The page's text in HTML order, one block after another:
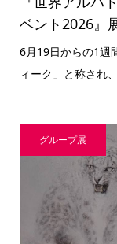
ベント2026』
6月19日からの1週
ィーク」と称され
グループ展